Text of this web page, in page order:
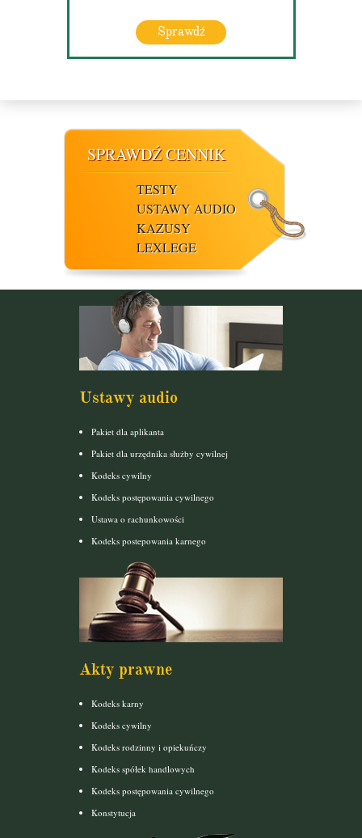
Sprawdź
SPRAWDŹ CENNIK
TESTY
USTAWY AUDIO
KAZUSY
LEXLEGE
Ustawy audio
Pakiet dla aplikanta
Pakiet dla urzędnika służby cywilnej
Kodeks cywilny
Kodeks postępowania cywilnego
Ustawa o rachunkowości
Kodeks postepowania karnego
Akty prawne
Kodeks karny
Kodeks cywilny
Kodeks rodzinny i opiekuńczy
Kodeks spółek handlowych
Kodeks postępowania cywilnego
Konstytucja